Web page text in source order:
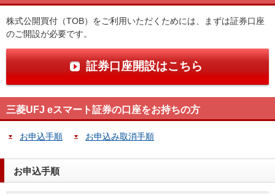
株式公開買付（TOB）をご利用いただくためには、まずは証券口座
のご開設が必要です。
証券口座開設はこちら
三菱UFJ eスマート証券の口座をお持ちの方
お申込手順 お申込み取消手順
お申込手順